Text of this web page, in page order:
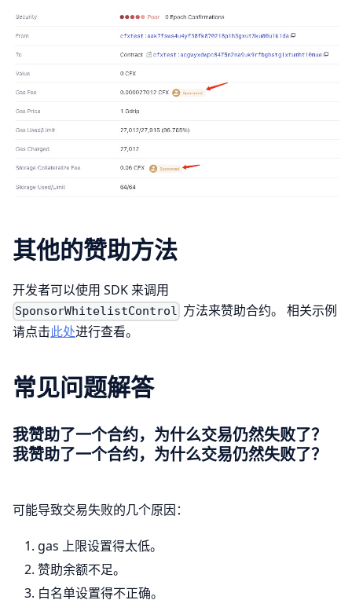
其他的赞助方法
开发者可以使用 SDK 来调用
SponsorWhitelistControl 方法来赞助合约。 相关示例
请点击此处进行查看。
常见问题解答
我赞助了一个合约，为什么交易仍然失败了？
我赞助了一个合约，为什么交易仍然失败了？
可能导致交易失败的几个原因：
gas 上限设置得太低。
赞助余额不足。
白名单设置得不正确。